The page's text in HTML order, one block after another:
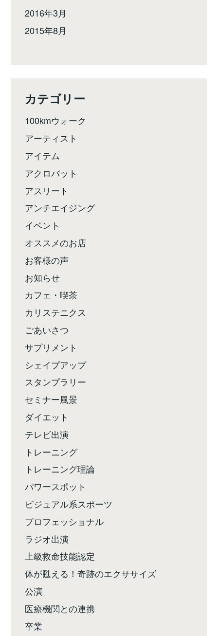
2016年3月
2015年8月
カテゴリー
100kmウォーク
アーティスト
アイテム
アクロバット
アスリート
アンチエイジング
イベント
オススメのお店
お客様の声
お知らせ
カフェ・喫茶
カリステニクス
ごあいさつ
サプリメント
シェイプアップ
スタンプラリー
セミナー風景
ダイエット
テレビ出演
トレーニング
トレーニング理論
パワースポット
ビジュアル系スポーツ
プロフェッショナル
ラジオ出演
上級救命技能認定
体が甦える！奇跡のエクササイズ
公演
医療機関との連携
卒業